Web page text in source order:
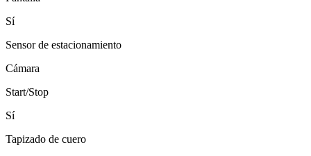
Sí
Sensor de estacionamiento
Cámara
Start/Stop
Sí
Tapizado de cuero